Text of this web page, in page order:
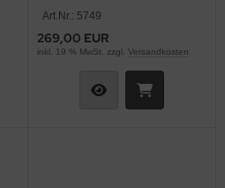
Art.Nr.: 5749
269,00 EUR
inkl. 19 % MwSt. zzgl. Versandkosten